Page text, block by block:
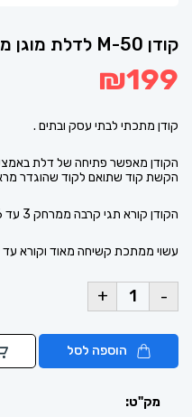
קודן M-50 לדלת מוגן מים
₪199
קודן מתכתי לבתי עסק ובתים .
הקודן מאפשר פתיחה של דלת
הקשת קוד שתואם לקוד שהוגדר
הקודן קורא תגי קרבה ממרחק 3 עד 6 ס”מ.
עשוי ממתכת קשיחה מאוד וקורא עד 1000 תגי קרבה.
-
+
הוספה לסל
מק"ט: